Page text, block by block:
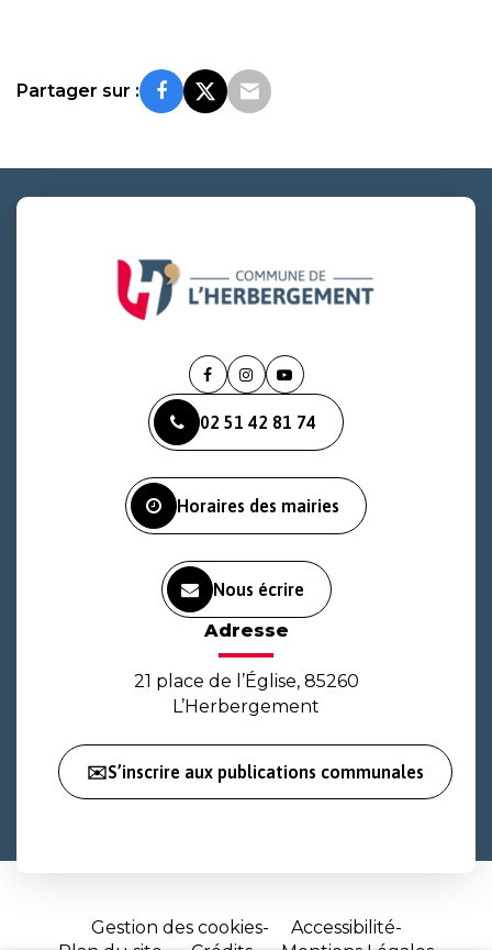
Partager sur :
Lien
le
compte
Lien
le
compte
Lien
la
chaîne
02 51 42 81 74
Horaires des mairies
Nous écrire
Adresse
21 place de l’Église, 85260
L’Herbergement
✉️S’inscrire aux publications communales
Gestion des cookies
Accessibilité